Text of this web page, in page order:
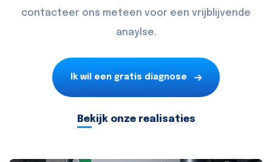
contacteer ons meteen voor een vrijblijvende
anaylse.
Ik wil een gratis diagnose
Bekijk onze realisaties